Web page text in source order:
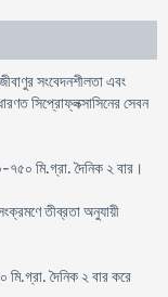
সংবেদনশীলতা এবং
সিপ্রোফ্লক্সাসিনের সেবন
৭৫০ মি.গ্রা. দৈনিক ২ বার।
তীব্রতা অনুযায়ী
মি.গ্রা. দৈনিক ২ বার করে